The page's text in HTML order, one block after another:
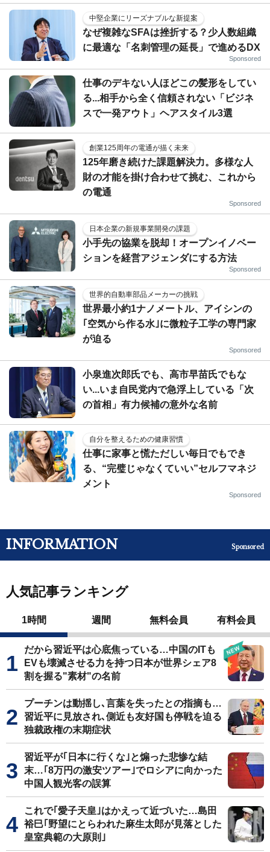
中堅企業にリーズナブルな新提案
なぜ複雑なSFAは挫折する？少人数組織
に最適な「名刺管理の延長」で進めるDX
Sponsored
仕事のデキない人ほどこの髪形をしてい
る...相手から全く信頼されない「ビジネ
スで一発アウト」ヘアスタイル3選
創業125周年の電通が描く未来
125年磨き続けた課題解決力。多様な人
財の才能を掛け合わせて挑む、これから
の電通
Sponsored
日本企業の新規事業開発の課題
小手先の協業を脱却！オープンイノベー
ションを経営アジェンダにする方法
Sponsored
世界的自動車部品メーカーの挑戦
世界最小約1ナノメートル、アイシンの
｢空気から作る水｣に微粒子工学の専門家
が迫る
Sponsored
小泉進次郎氏でも、高市早苗氏でもな
い...いま自民党内で急浮上している「次
の首相」有力候補の意外な名前
自分を整えるための健康習慣
仕事に家事と慌ただしい毎日でもでき
る、“完璧じゃなくていい”セルフマネジ
メント
Sponsored
INFORMATION Sponsored
人気記事ランキング
1時間 週間 無料会員 有料会員
だから習近平は心底焦っている…中国のITも
EVも壊滅させる力を持つ日本が世界シェア8
割を握る"素材"の名前
プーチンは動揺し､言葉を失ったとの指摘も…
習近平に見放され､側近も友好国も停戦を迫る
独裁政権の末期症状
習近平が｢日本に行くな｣と煽った悲惨な結
末…｢8万円の激安ツアー｣でロシアに向かった
中国人観光客の誤算
これで｢愛子天皇｣はかえって近づいた…島田
裕巳｢野望にとらわれた麻生太郎が見落とした
皇室典範の大原則｣